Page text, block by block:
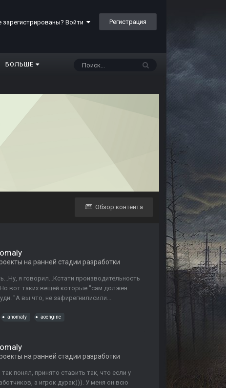
зарегистрированы? Войти Регистрация
БОЛЬШЕ
Обзор контента
на ранней стадии разработки
я говорил...Кстати производительность
вот таких вещей которые "сам должен
"А вы что, не зафирегнилисили...
anomaly aoengine
на ранней стадии разработки
понял, принято ставить так, что если у
а игрок дурак))). У меня он всю